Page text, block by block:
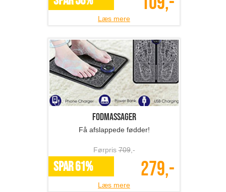
Læs mere
Fodmassager
Få afslappede fødder!
Førpris709,-
SPAR 61% 279,-
Læs mere